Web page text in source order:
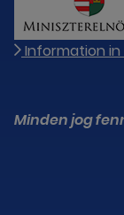
Information in
Minden jog